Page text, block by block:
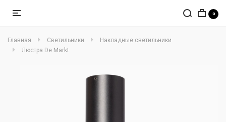
0
Главная Светильники
Накладные светильники
Люстра De Markt